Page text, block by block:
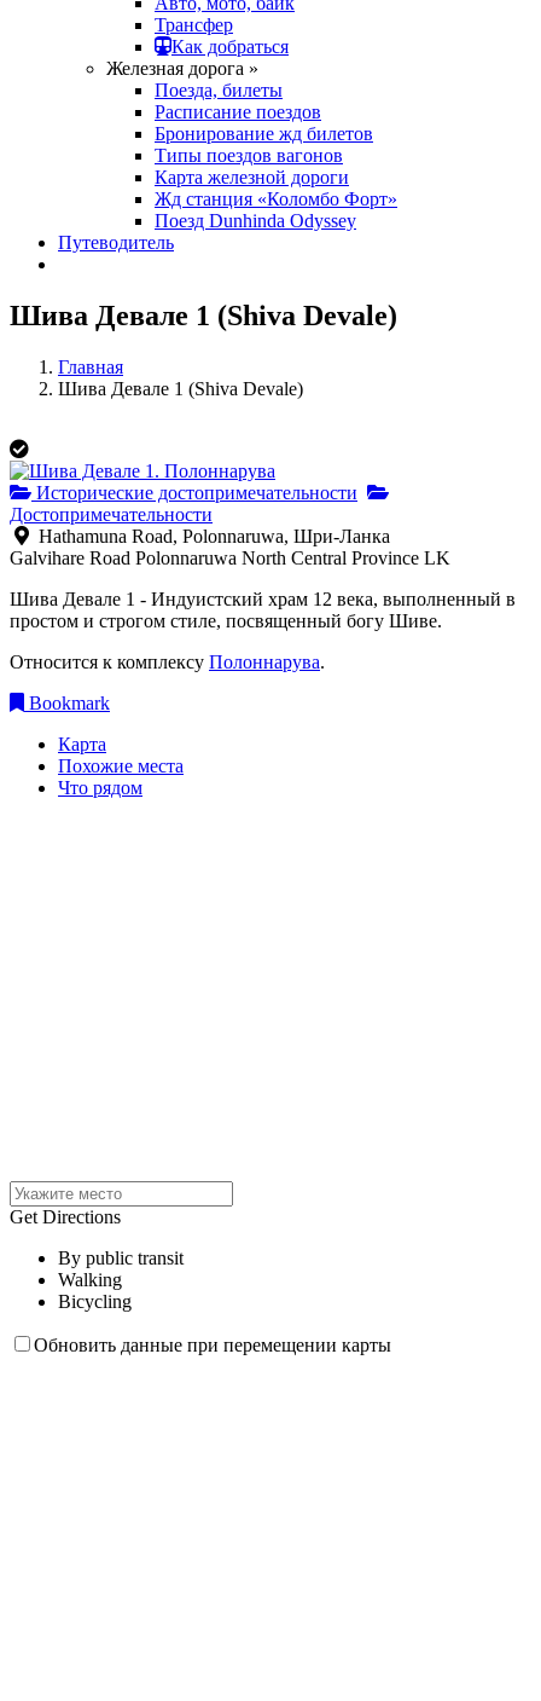
Трансфер
Как добраться
Железная дорога »
Поезда, билеты
Расписание поездов
Бронирование жд билетов
Типы поездов вагонов
Карта железной дороги
Жд станция «Коломбо Форт»
Поезд Dunhinda Odyssey
Путеводитель
Шива Девале 1 (Shiva Devale)
Главная
Шива Девале 1 (Shiva Devale)
Исторические достопримечательности
Достопримечательности
Hathamuna Road, Polonnaruwa, Шри-Ланка
Galvihare Road Polonnaruwa North Central Province LK
Шива Девале 1 - Индуистский храм 12 века, выполненный в
простом и строгом стиле, посвященный богу Шиве.
Относится к комплексу Полоннарува.
Bookmark
Карта
Похожие места
Что рядом
Get Directions
By public transit
Walking
Bicycling
Обновить данные при перемещении карты